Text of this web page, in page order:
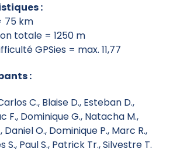
:
75 km
totale = 1250 m
GPSies = max. 11,77
:
C., Blaise D., Esteban D.,
F., Dominique G., Natacha M.,
Daniel O., Dominique P., Marc R.,
S., Paul S., Patrick Tr., Silvestre T.